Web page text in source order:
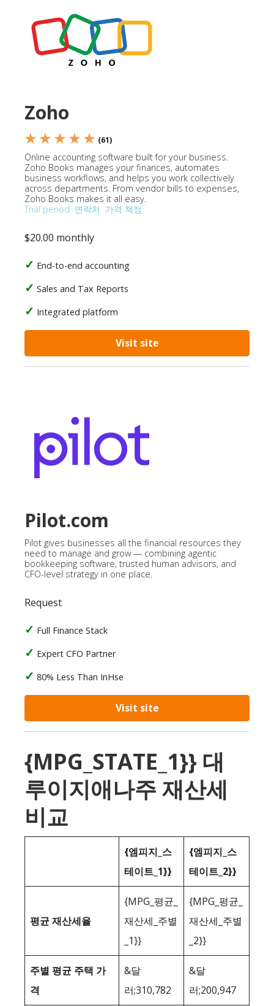
Zoho
★ ★ ★ ★ ★ (61)
Online accounting software built for your business.
Zoho Books manages your finances, automates
business workflows, and helps you work collectively
across departments. From vendor bills to expenses,
Zoho Books makes it all easy.
Trial period 연락처 가격 책정
$20.00 monthly
End-to-end accounting
Sales and Tax Reports
Integrated platform
Visit site
Pilot.com
Pilot gives businesses all the financial resources they
need to manage and grow — combining agentic
bookkeeping software, trusted human advisors, and
CFO-level strategy in one place.
Request
Full Finance Stack
Expert CFO Partner
80% Less Than InHse
Visit site
{MPG_STATE_1}} 대
루이지애나주 재산세
비교
{엠피지_스
테이트_1}}
{엠피지_스
테이트_2}}
평균 재산세율
{MPG_평균_
재산세_주별
_1}}
{MPG_평균_
재산세_주별
_2}}
주별 평균 주택 가
격
&달
러;310,782
&달
러;200,947